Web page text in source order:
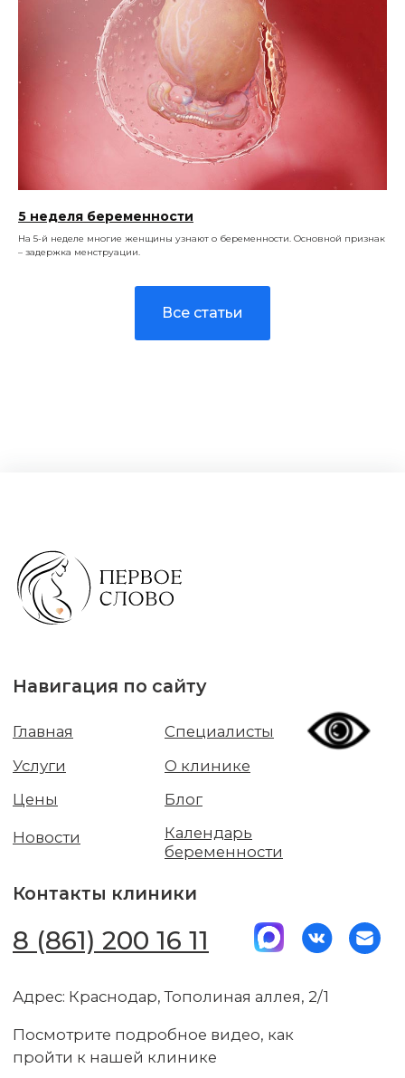
5 неделя беременности
На 5-й неделе многие женщины узнают о беременности. Основной признак
– задержка менструации.
Все статьи